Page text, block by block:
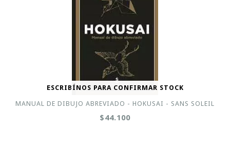
ESCRIBÍNOS PARA CONFIRMAR STOCK
MANUAL DE DIBUJO ABREVIADO - HOKUSAI - SANS SOLEIL
$44.100